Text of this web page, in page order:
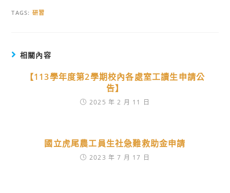
TAGS: 研習
相關內容
【113學年度第2學期校內各處室工讀生申請公
告】
2025 年 2 月 11 日
國立虎尾農工員生社急難救助金申請
2023 年 7 月 17 日